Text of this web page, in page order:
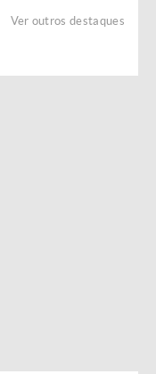
Ver outros destaques